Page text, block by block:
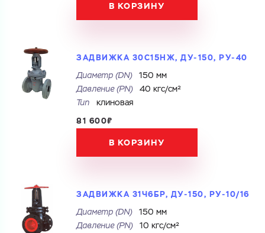
В КОРЗИНУ
ЗАДВИЖКА 30С15НЖ, ДУ-150, РУ-40
Диаметр (DN)
150 мм
Давление (PN)
40 кгс/см²
Тип
клиновая
81 600₽
В КОРЗИНУ
ЗАДВИЖКА 31Ч6БР, ДУ-150, РУ-10/16
Диаметр (DN)
150 мм
Давление (PN)
10 кгс/см²